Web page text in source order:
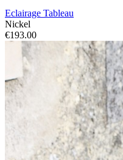
Eclairage Tableau
Nickel
€193.00